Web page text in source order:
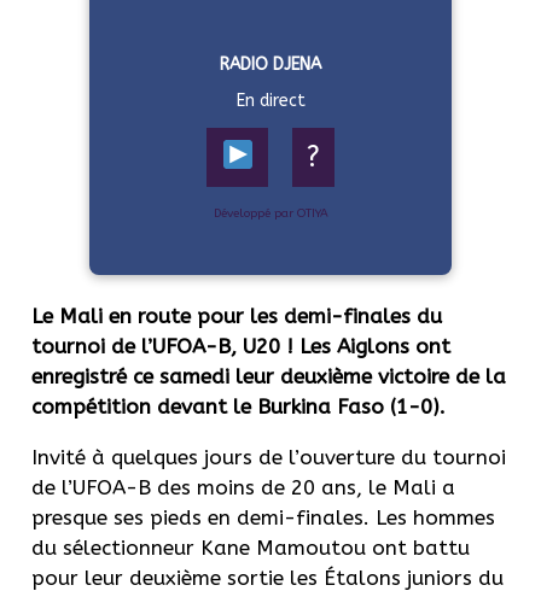
RADIO DJENA
En direct
?
Développé par OTIYA
Le Mali en route pour les demi-finales du
tournoi de l’UFOA-B, U20 ! Les Aiglons ont
enregistré ce samedi leur deuxième victoire de la
compétition devant le Burkina Faso (1-0).
Invité à quelques jours de l’ouverture du tournoi
de l’UFOA-B des moins de 20 ans, le Mali a
presque ses pieds en demi-finales. Les hommes
du sélectionneur Kane Mamoutou ont battu
pour leur deuxième sortie les Étalons juniors du